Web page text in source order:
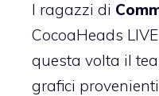
I ragazzi di
CocoaHeads LIVE
questa volta il
grafici